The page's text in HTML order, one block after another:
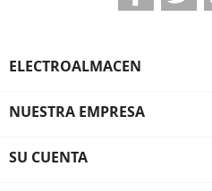
ELECTROALMACEN
NUESTRA EMPRESA
SU CUENTA